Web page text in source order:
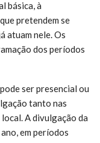
básica, à
pretendem se
atuam nele. Os
dos períodos
ser presencial ou
tanto nas
A divulgação da
em períodos